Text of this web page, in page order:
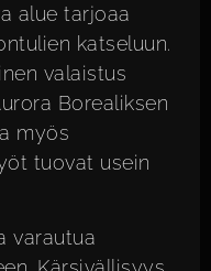
alue tarjoaa
katseluun.
valaistus
Borealiksen
myös
tuovat usein
varautua